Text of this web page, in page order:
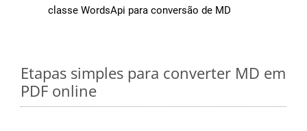
classe WordsApi para conversão de MD
Etapas simples para converter MD em
PDF online